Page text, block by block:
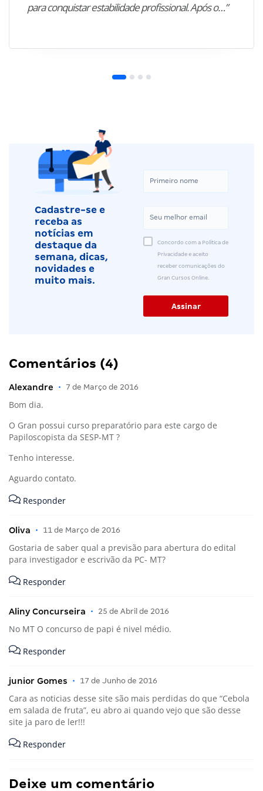
para conquistar estabilidade profissional. Após o…”
Cadastre-se e
receba as
notícias em
destaque da
semana, dicas,
novidades e
muito mais.
Concordo com a Política de
Privacidade e aceito
receber comunicações do
Gran Cursos Online.
Comentários (4)
Alexandre • 7 de Março de 2016
Bom dia.
O Gran possui curso preparatório para este cargo de
Papiloscopista da SESP-MT ?
Tenho interesse.
Aguardo contato.
Responder
Oliva • 11 de Março de 2016
Gostaria de saber qual a previsão para abertura do edital
para investigador e escrivão da PC- MT?
Responder
Aliny Concurseira • 25 de Abril de 2016
No MT O concurso de papi é nivel médio.
Responder
junior Gomes • 17 de Junho de 2016
Cara as noticias desse site são mais perdidas do que “Cebola
em salada de fruta”, eu abro ai quando vejo que são desse
site ja paro de ler!!!
Responder
Deixe um comentário